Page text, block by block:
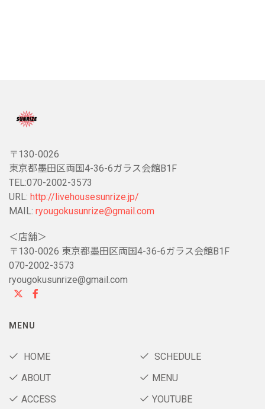
〒130-0026
東京都墨田区両国4-36-6ガラス会館B1F
TEL:070-2002-3573
URL: http://livehousesunrize.jp/
MAIL: ryougokusunrize@gmail.com
＜店舗＞
〒130-0026 東京都墨田区両国4-36-6ガラス会館B1F
070-2002-3573
ryougokusunrize@gmail.com
MENU
HOME
SCHEDULE
ABOUT
MENU
ACCESS
YOUTUBE